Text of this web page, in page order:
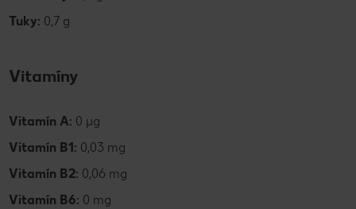
Tuky: 0,7 g
Vitamíny
Vitamín A: 0 µg
Vitamín B1: 0,03 mg
Vitamín B2: 0,06 mg
Vitamín B6: 0 mg